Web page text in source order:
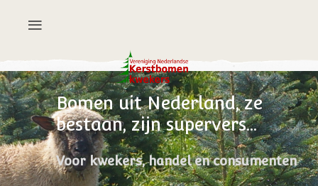
Bomen uit Nederland, ze
bestaan, zijn supervers...
Voor kwekers, handel en consumenten